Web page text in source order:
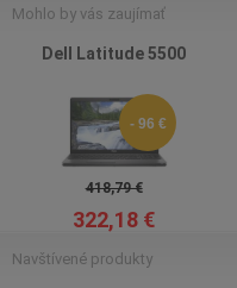
Mohlo by vás zaujímať
Dell Latitude 5500
- 96 €
418,79 €
322,18 €
Navštívené produkty